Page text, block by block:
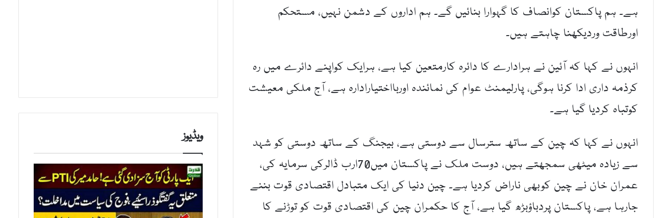
ہے۔ ہم پاکستان کوانصاف کا گہوارا بنائیں گے۔ ہم اداروں کے دشمن نہیں، مستحکم
اورطاقت وردیکھنا چاہتے ہیں۔
انہوں نے کہا کہ آئین نے ہرادارے کا دائرہ کارمتعین کیا ہے، ہرایک کواپنے دائرے میں رہ
کرذمہ داری ادا کرنا ہوگی، پارلیمنٹ عوام کی نمائندہ اوربااختیارادارہ ہے، آج ملکی معیشت
کوتباہ کردیا گیا ہے۔
انہوں نے کہا کہ چین کے ساتھ سترسال سے دوستی ہے، بیجنگ کے ساتھ دوستی کو شہد
سے زیادہ میٹھی سمجھتے ہیں، دوست ملک نے پاکستان میں70ارب ڈالرکی سرمایہ کی،
عمران خان نے چین کوبھی ناراض کردیا ہے۔ چین دنیا کی ایک متبادل اقتصادی قوت بننے
جارہا ہے، پاکستان پردباؤبڑھ گیا ہے، آج کا حکمران چین کی اقتصادی قوت کو توڑنے کا
ویڈیوز